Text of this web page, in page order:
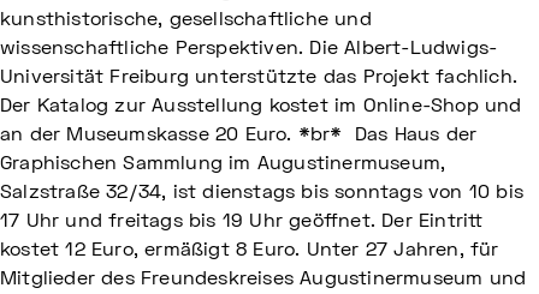
kunsthistorische, gesellschaftliche und
wissenschaftliche Perspektiven. Die Albert-Ludwigs-
Universität Freiburg unterstützte das Projekt fachlich.
Der Katalog zur Ausstellung kostet im Online-Shop und
an der Museumskasse 20 Euro. *br* Das Haus der
Graphischen Sammlung im Augustinermuseum,
Salzstraße 32/34, ist dienstags bis sonntags von 10 bis
17 Uhr und freitags bis 19 Uhr geöffnet. Der Eintritt
kostet 12 Euro, ermäßigt 8 Euro. Unter 27 Jahren, für
Mitglieder des Freundeskreises Augustinermuseum und